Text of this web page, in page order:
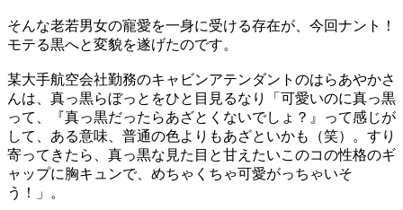
そんな老若男女の寵愛を一身に受ける存在が、今回ナント！
モテる黒へと変貌を遂げたのです。
某大手航空会社勤務のキャビンアテンダントのはらあやかさ
んは、真っ黒らぼっとをひと目見るなり「可愛いのに真っ黒
って、『真っ黒だったらあざとくないでしょ？』って感じが
して、ある意味、普通の色よりもあざといかも（笑）。すり
寄ってきたら、真っ黒な見た目と甘えたいこのコの性格のギ
ャップに胸キュンで、めちゃくちゃ可愛がっちゃいそ
う！」。